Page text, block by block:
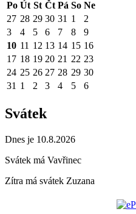
Po Út St Čt Pá So Ne
27 28 29 30 31 1
2
3
4 5 6 7 8
9
10 11 12 13 14 15 16
17 18 19 20 21 22 23
24 25 26 27 28 29 30
31 1 2 3 4 5 6
Svátek
Dnes je 10.8.2026
Svátek má Vavřinec
Zítra má svátek Zuzana